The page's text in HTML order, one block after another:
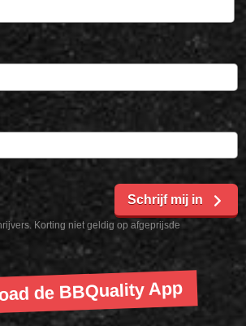
Korting niet geldig op afgeprijsde
Schrijf mij in
de BBQuality App